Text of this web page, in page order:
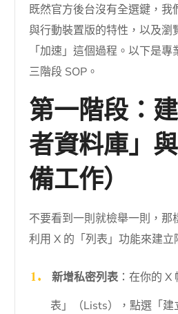
既然官方後台沒有全選鍵，我
與行動裝置版的特性，以及瀏
「加速」這個過程。以下是
三階段 SOP。
第一階段：
者資料庫」
備工作）
不要看到一則就檢舉一則，那
利用 X 的「列表」功能來建立
新增私密列表：在你的 X
表」（Lists），點選「建